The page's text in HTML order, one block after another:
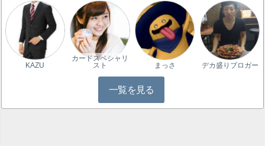
KAZU
カードスペシャリ
スト
まっさ デカ盛りブロガー
一覧を見る